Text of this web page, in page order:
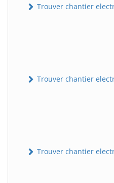
Trouver chantier
Trouver chantier
Trouver chantier